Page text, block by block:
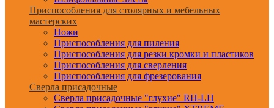
Приспособления для столярных и мебельных
мастерских
Ножи
Приспособления для пиления
Приспособления для резки кромки и пластиков
Приспособления для сверления
Приспособления для фрезерования
Сверла присадочные
Сверла присадочные "глухие" RH-LH